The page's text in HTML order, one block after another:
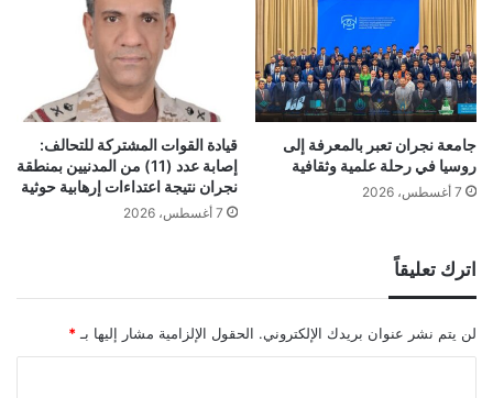
جامعة نجران تعبر بالمعرفة إلى
روسيا في رحلة علمية وثقافية
7 أغسطس، 2026
قيادة القوات المشتركة للتحالف:
إصابة عدد (11) من المدنيين بمنطقة
نجران نتيجة اعتداءات إرهابية حوثية
7 أغسطس، 2026
اترك تعليقاً
لن يتم نشر عنوان بريدك الإلكتروني. الحقول الإلزامية مشار إليها بـ *